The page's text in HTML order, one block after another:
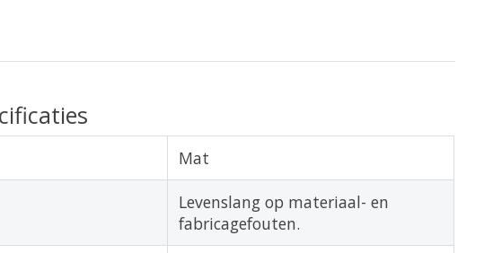
Mat
Levenslang op materiaal- en
fabricagefouten.